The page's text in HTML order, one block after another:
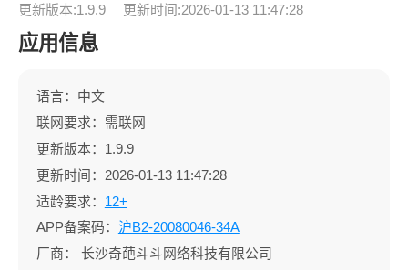
更新版本:1.9.9 更新时间:2026-01-13 11:47:28
应用信息
语言：中文
联网要求：需联网
更新版本：1.9.9
更新时间：2026-01-13 11:47:28
适龄要求： 12+
APP备案码： 沪B2-20080046-34A
厂商：
长沙奇葩斗斗网络科技有限公司